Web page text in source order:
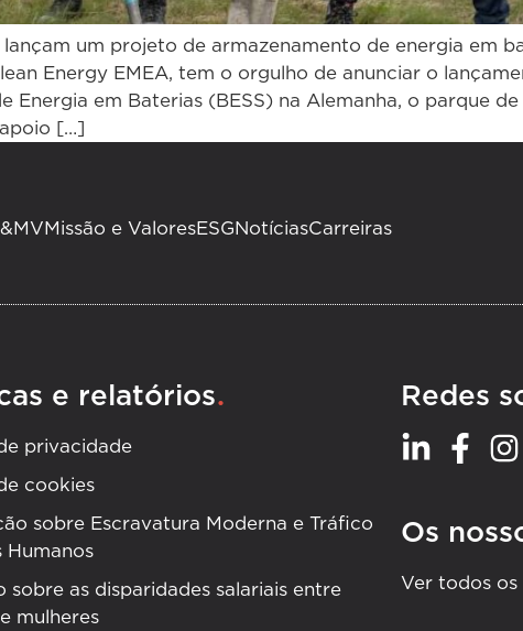
um projeto de armazenamento de energia em
Energy EMEA, tem o orgulho de anunciar o
em Baterias (BESS) na Alemanha, o parque
[…]
Missão e ValoresESG NotíciasCarreiras
e relatórios.
privacidade
cookies
sobre Escravatura Moderna e Tráfico
Humanos
sobre as disparidades salariais entre
mulheres
Redes
Os
Ver todos os